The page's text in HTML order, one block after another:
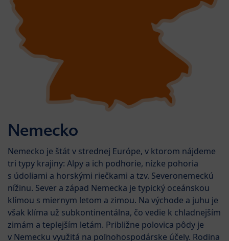
Nemecko
Nemecko je štát v strednej Európe, v ktorom nájdeme
tri typy krajiny: Alpy a ich podhorie, nízke pohoria
s údoliami a horskými riečkami a tzv. Severonemeckú
nížinu. Sever a západ Nemecka je typický oceánskou
klímou s miernym letom a zimou. Na východe a juhu je
však klíma už subkontinentálna, čo vedie k chladnejším
zimám a teplejším letám. Približne polovica pôdy je
v Nemecku využitá na poľnohospodárske účely. Rodina